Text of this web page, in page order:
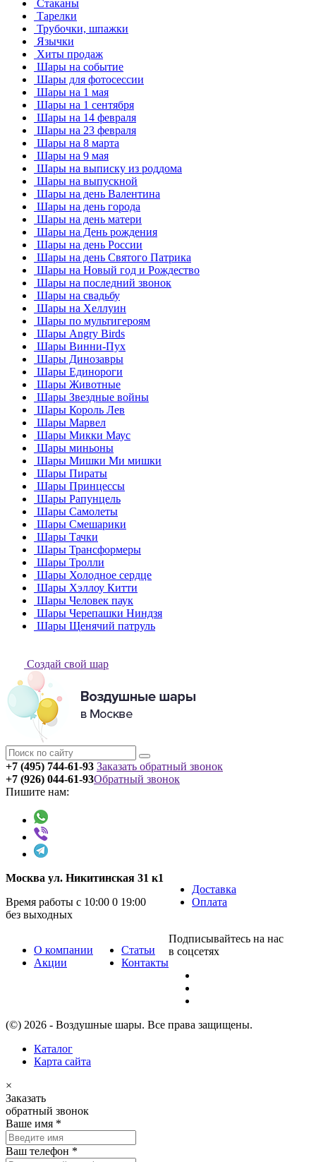
Стаканы
Тарелки
Трубочки, шпажки
Язычки
Хиты продаж
Шары на событие
Шары для фотосессии
Шары на 1 мая
Шары на 1 сентября
Шары на 14 февраля
Шары на 23 февраля
Шары на 8 марта
Шары на 9 мая
Шары на выписку из роддома
Шары на выпускной
Шары на день Валентина
Шары на день города
Шары на день матери
Шары на День рождения
Шары на день России
Шары на день Святого Патрика
Шары на Новый год и Рождество
Шары на последний звонок
Шары на свадьбу
Шары на Хеллуин
Шары по мультигероям
Шары Angry Birds
Шары Винни-Пух
Шары Динозавры
Шары Единороги
Шары Животные
Шары Звездные войны
Шары Король Лев
Шары Марвел
Шары Микки Маус
Шары миньоны
Шары Мишки Ми мишки
Шары Пираты
Шары Принцессы
Шары Рапунцель
Шары Самолеты
Шары Смешарики
Шары Тачки
Шары Трансформеры
Шары Тролли
Шары Холодное сердце
Шары Хэллоу Китти
Шары Человек паук
Шары Черепашки Ниндзя
Шары Щенячий патруль
Создай свой шар
+7 (495) 744-61-93 Заказать обратный звонок
+7 (926) 044-61-93
Пишите нам:
Обратный звонок
Москва ул. Никитинская 31 к1
Время работы с 10:00 0 19:00
без выходных
Доставка
Оплата
О компании
Акции
Статьи
Контакты
Подписывайтесь на нас
в соцсетях
(©) 2026 - Воздушные шары. Все права защищены.
Каталог
Карта сайта
×
Заказать
обратный звонок
Ваше имя *
Ваш телефон *